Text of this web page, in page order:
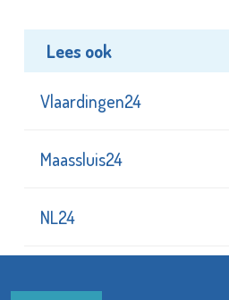
Lees ook
Vlaardingen24
Maassluis24
NL24